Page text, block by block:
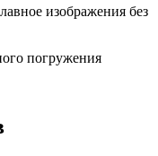
изображения без
погружения